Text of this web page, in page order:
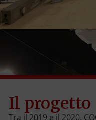
Il progetto
Tra il 2019 e il 2020,